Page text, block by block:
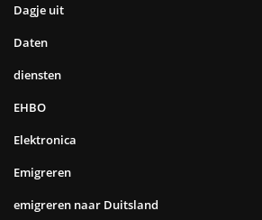
Dagje uit
Daten
diensten
EHBO
Elektronica
Emigreren
emigreren naar Duitsland